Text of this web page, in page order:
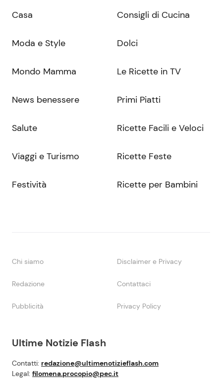
Ultime Notizie Flash
Contatti: redazione@ultimenotizieflash.com
Legal: filomena.procopio@pec.it
Casa
Moda e Style
Mondo Mamma
News benessere
Salute
Viaggi e Turismo
Festività
Consigli di Cucina
Dolci
Le Ricette in TV
Primi Piatti
Ricette Facili e Veloci
Ricette Feste
Ricette per Bambini
Chi siamo Disclaimer e Privacy
Redazione Contattaci
Pubblicità Privacy Policy